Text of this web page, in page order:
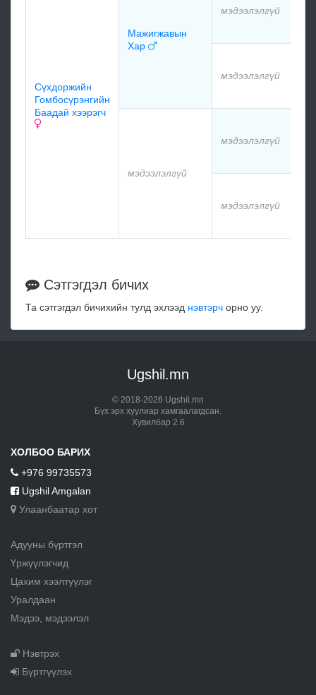
Сүхдоржийн
Гомбосүрэнгийн
Баадай хээрэгч
Мажигжавын
Хар
мэдээлэлгүй
мэдээлэлгүй
мэдээлэлгүй
мэдээлэлгүй
мэдээлэлгүй
Сэтгэгдэл бичих
Та сэтгэгдэл бичихийн тулд эхлээд нэвтэрч орно уу.
Ugshil.mn
© 2018-2026 Ugshil.mn
Бүх эрх хуулиар хамгаалагдсан.
Хувилбар 2.6
ХОЛБОО БАРИХ
+976 99735573
Ugshil Amgalan
Улаанбаатар хот
Адууны бүртгэл
Үржүүлэгчид
Цахим хээлтүүлэг
Уралдаан
Мэдээ, мэдээлэл
Нэвтрэх
Бүртгүүлэх